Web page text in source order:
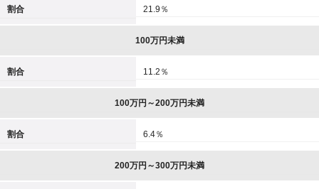
割合 21.9％
100万円未満
割合 11.2％
100万円～200万円未満
割合 6.4％
200万円～300万円未満